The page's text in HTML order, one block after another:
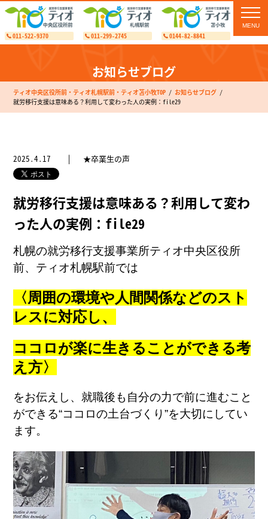
011-522-9370 011-299-2745 0144-82-8841
お知らせブログ
ティオ中央区役所前・ティオ札幌駅前・ティオ苫小牧TOP
お知らせブログ
就労移行支援は意味ある？利用して変わった人の実例：file29
2025.4.17 ★卒業生の声
就労移行支援は意味ある？利用して変わ
った人の実例：file29
札幌の就労移行支援事業所ティオ中央区役所
前、ティオ札幌駅前では
〈周囲の環境や人間関係などのスト
レスに対応し、
ココロが楽に生きることができる考
え方〉
をお伝えし、就職後も自分の力で前に進むこと
ができる“ココロの土台づくり”を大切にしてい
ます。